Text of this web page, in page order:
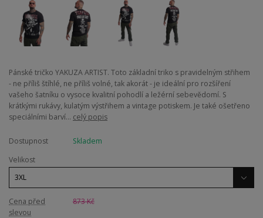
Pánské tričko YAKUZA ARTIST. Toto základní triko s pravidelným střihem
- ne příliš štíhlé, ne příliš volné, tak akorát - je ideální pro rozšíření
vašeho šatníku o vysoce kvalitní pohodlí a ležérní sebevědomí. S
krátkými rukávy, kulatým výstřihem a vintage potiskem. Je také ošetřeno
speciálními barví... celý popis
Dostupnost
Skladem
Velikost
Cena před
slevou
873 Kč